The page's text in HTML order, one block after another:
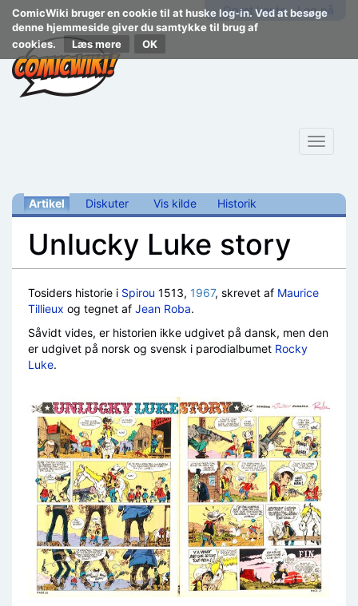
ComicWiki bruger en cookie til at huske log-in. Ved at besøge
denne hjemmeside giver du samtykke til brug af
cookies.
Læs mere
Opret konto Log på
Toggle
Artikel Diskuter Vis kilde Historik
Unlucky Luke story
Tosiders historie i Spirou 1513, 1967, skrevet af Maurice
Tillieux og tegnet af Jean Roba.
Såvidt vides, er historien ikke udgivet på dansk, men den
er udgivet på norsk og svensk i parodialbumet Rocky
Luke.